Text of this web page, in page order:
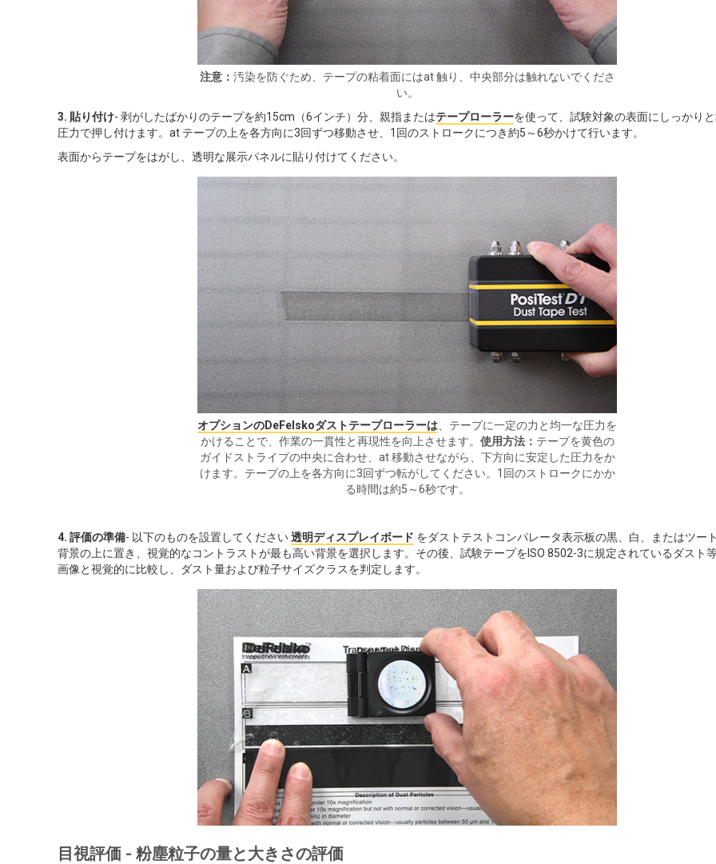
注意： 汚染を防ぐため、テープの粘着面にはat 触り、中央部分は触れないでくださ
い。
3. 貼り付け- 剥がしたばかりのテープを約15cm（6インチ）分、親指またはテープローラーを使って、試験対象の表面にしっかり
圧力で押し付けます。at テープの上を各方向に3回ずつ移動させ、1回のストロークにつき約5～6秒かけて行います。
表面からテープをはがし、透明な展示パネルに貼り付けてください。
オプションのDeFelskoダストテープローラーは 、テープに一定の力と均一な圧力を
かけることで、作業の一貫性と再現性を向上させます。 使用方法： テープを黄色の
ガイドストライプの中央に合わせ、at 移動させながら、下方向に安定した圧力をか
けます。テープの上を各方向に3回ずつ転がしてください。1回のストロークにかか
る時間は約5～6秒です。
4. 評価の準備- 以下のものを設置してください透明ディスプレイボード をダストテストコンパレータ表示板の黒、白、またはツー
背景の上に置き、視覚的なコントラストが最も高い背景を選択します。その後、試験テープをISO 8502-3に規定されているダスト
画像と視覚的に比較し、ダスト量および粒子サイズクラスを判定します。
目視評価 - 粉塵粒子の量と大きさの評価